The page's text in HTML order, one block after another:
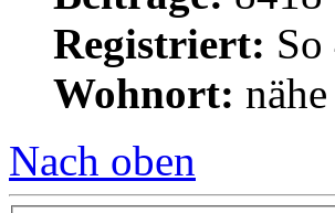
Registriert:
Wohnort:
Nach oben